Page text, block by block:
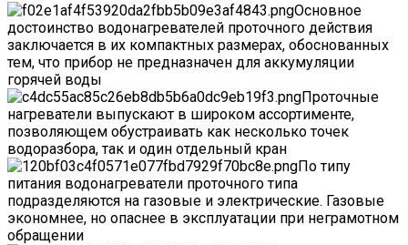
Основное
достоинство водонагревателей проточного действия
заключается в их компактных размерах, обоснованных
тем, что прибор не предназначен для аккумуляции
горячей воды
Проточные
нагреватели выпускают в широком ассортименте,
позволяющем обустраивать как несколько точек
водоразбора, так и один отдельный кран
По типу
питания водонагреватели проточного типа
подразделяются на газовые и электрические. Газовые
экономнее, но опаснее в эксплуатации при неграмотном
обращении